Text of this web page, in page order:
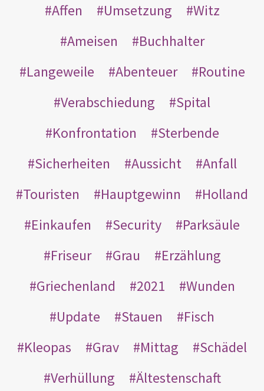
Affen
Umsetzung
Witz
Ameisen
Buchhalter
Langeweile
Abenteuer
Routine
Verabschiedung
Spital
Konfrontation
Sterbende
Sicherheiten
Aussicht
Anfall
Touristen
Hauptgewinn
Holland
Einkaufen
Security
Parksäule
Friseur
Grau
Erzählung
Griechenland
2021
Wunden
Update
Stauen
Fisch
Kleopas
Grav Mittag
Schädel
Verhüllung
Ältestenschaft